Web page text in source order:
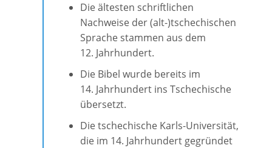
Die ältesten schriftlichen
Nachweise der (alt-)tschechischen
Sprache stammen aus dem
12. Jahrhundert.
Die Bibel wurde bereits im
14. Jahrhundert ins Tschechische
übersetzt.
Die tschechische Karls-Universität,
die im 14. Jahrhundert gegründet